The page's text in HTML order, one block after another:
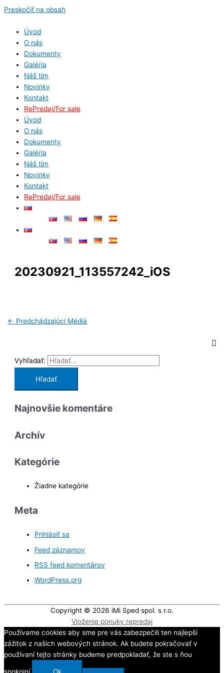
Preskočiť na obsah
Úvod
O nás
Dokumenty
Galéria
Náš tím
Novinky
Kontakt
RePredaj/For sale
Úvod
O nás
Dokumenty
Galéria
Náš tím
Novinky
Kontakt
RePredaj/For sale
20230921_113557242_iOS
← Predchádzajúci Médiá
Vyhľadať:
Najnovšie komentáre
Archív
Kategórie
Žiadne kategórie
Meta
Prihlásiť sa
Feed záznamov
RSS feed komentárov
WordPress.org
Copyright © 2026 iMi Sped spol. s r.o.
Vloženie ponuky repredaj
Používame cookies aby sme pre vás zabezpečili ten najlepší
zážitok z našich webových stránok. Ak budete pokračovať v
používaní tejto stránky budeme predpokladať, že ste s ňou
spokojní. Ok